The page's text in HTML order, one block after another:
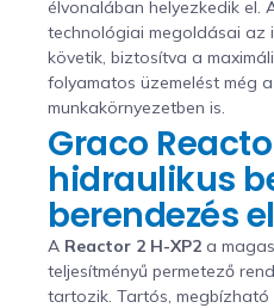
élvonalában helyezkedik el.
technológiai megoldásai
követik, biztosítva a
folyamatos üzemelést még
munkakörnyezetben is.
Graco
hidraulikus
berendezés
A Reactor 2 H-XP2 a
teljesítményű permetező
tartozik. Tartós,